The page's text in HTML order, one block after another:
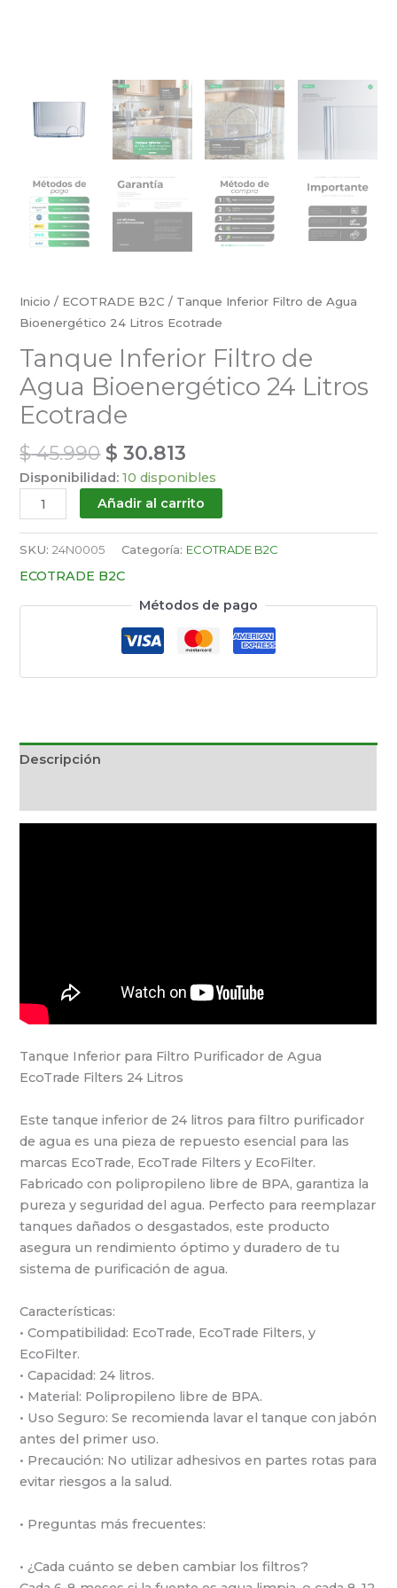
Inicio / ECOTRADE B2C / Tanque Inferior Filtro de Agua
Bioenergético 24 Litros Ecotrade
Tanque Inferior Filtro de
Agua Bioenergético 24 Litros
Ecotrade
$45.990 $ 30.813
Disponibilidad: 10 disponibles
Añadir al carrito
SKU:24N0005 Categoría: ECOTRADE B2C
ECOTRADE B2C
Métodos de pago
Descripción
Tanque Inferior para Filtro Purificador de Agua
EcoTrade Filters 24 Litros
Este tanque inferior de 24 litros para filtro purificador
de agua es una pieza de repuesto esencial para las
marcas EcoTrade, EcoTrade Filters y EcoFilter.
Fabricado con polipropileno libre de BPA, garantiza la
pureza y seguridad del agua. Perfecto para reemplazar
tanques dañados o desgastados, este producto
asegura un rendimiento óptimo y duradero de tu
sistema de purificación de agua.
Características:
• Compatibilidad: EcoTrade, EcoTrade Filters, y
EcoFilter.
• Capacidad: 24 litros.
• Material: Polipropileno libre de BPA.
• Uso Seguro: Se recomienda lavar el tanque con jabón
antes del primer uso.
• Precaución: No utilizar adhesivos en partes rotas para
evitar riesgos a la salud.
• Preguntas más frecuentes:
• ¿Cada cuánto se deben cambiar los filtros?